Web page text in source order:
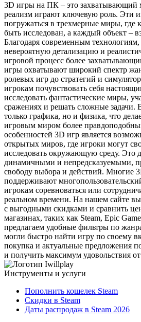
3D игры на ПК – это захватывающий
реализм играют ключевую роль. Эти
погружаться в трехмерные миры, где
быть исследован, а каждый объект –
Благодаря современным
невероятную детализацию и
игровой процесс более
игры охватывают широкий спектр
ролевых игр до стратегий и
игрокам почувствовать себя
исследовать фантастические миры,
сражениях и решать сложные задачи.
только графика, но и физика, что
игровым миром более
особенностей 3D игр является
открытых миров, где игроки могут
исследовать окружающую среду. Это
динамичными и непредсказуемыми,
свободу выбора и действий. Многие
поддерживают
игрокам соревноваться или
реальном времени. На нашем сайте
с выгодными скидками и сравнить
магазинах, таких как Steam, Epic
предлагаем удобные фильтры по
могли быстро найти игру по своему
покупка и актуальные предложения
и получить максимум удовольствия
Инструменты и услуги
Пополнить кошелек Steam
Скидки в Steam
Даты распродаж в Steam 2026